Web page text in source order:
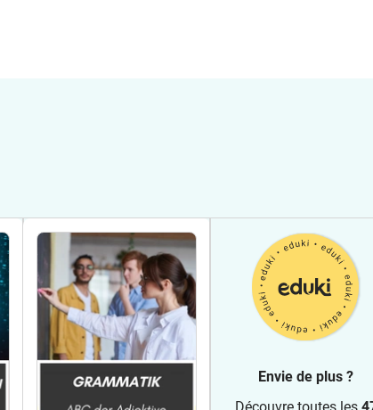
Envie de plus ?